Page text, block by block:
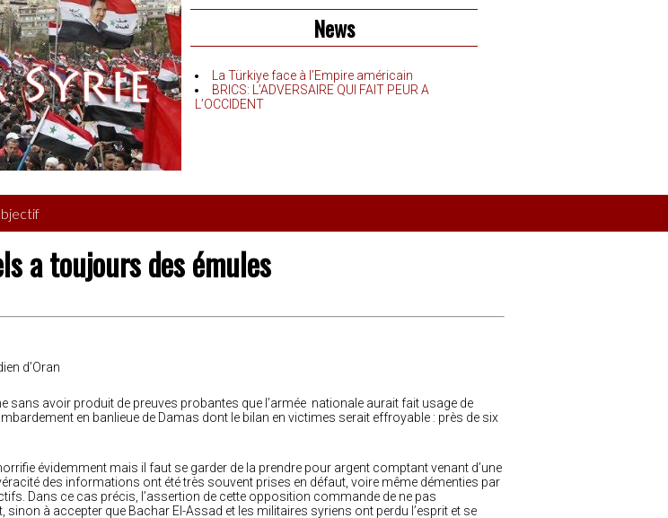
News
La Türkiye face à l’Empire américain
BRICS: L’ADVERSAIRE QUI FAIT PEUR A
L’OCCIDENT
a toujours des émules
d’Oran
sans avoir produit de preuves probantes que l’armée nationale aurait fait usage de
en banlieue de Damas dont le bilan en victimes serait effroyable : près de six
évidemment mais il faut se garder de la prendre pour argent comptant venant d’une
des informations ont été très souvent prises en défaut, voire même démenties par
Dans ce cas précis, l’assertion de cette opposition commande de ne pas
sinon à accepter que Bachar El-Assad et les militaires syriens ont perdu l’esprit et se